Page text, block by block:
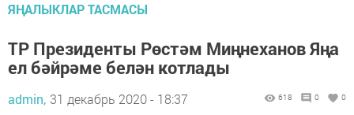
ЯҢАЛЫКЛАР ТАСМАСЫ
ТР Президенты Рөстәм Миңнеханов Яңа
ел бәйрәме белән котлады
admin, 31 декабрь 2020 - 18:37 618 0 0